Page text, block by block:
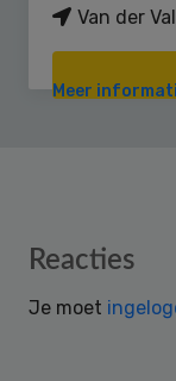
Van der
Meer
Reader
Reacties
Je moet